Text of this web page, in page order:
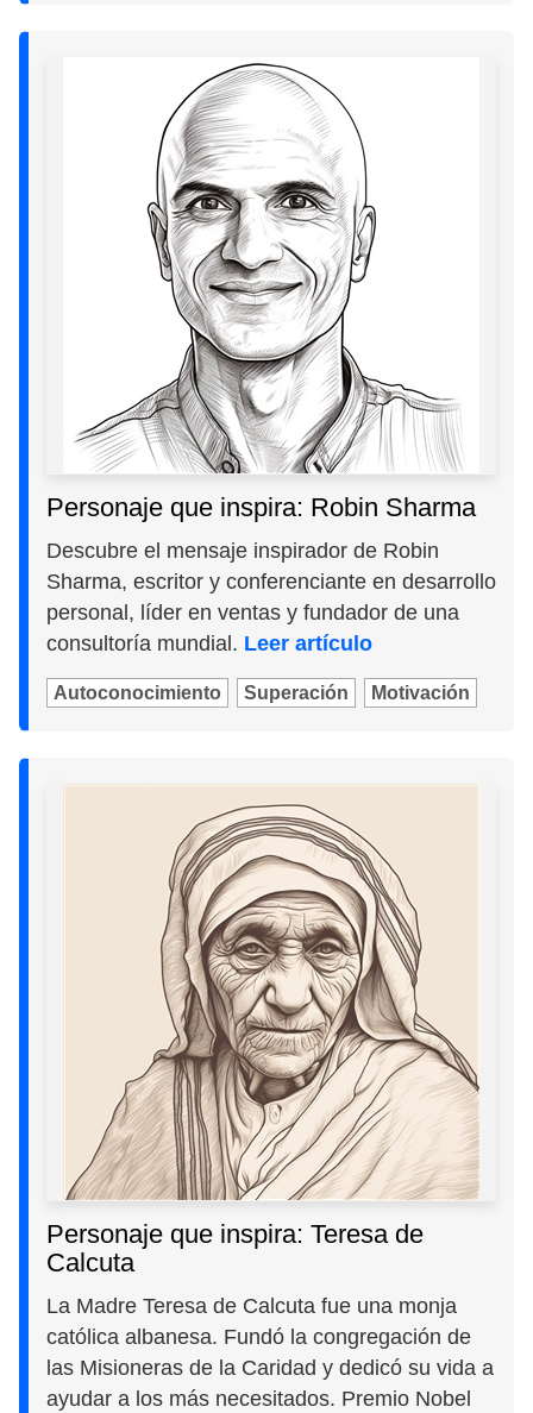
Personaje que inspira: Robin Sharma
Descubre el mensaje inspirador de Robin
Sharma, escritor y conferenciante en desarrollo
personal, líder en ventas y fundador de una
consultoría mundial. Leer artículo
Autoconocimiento Superación Motivación
Personaje que inspira: Teresa de
Calcuta
La Madre Teresa de Calcuta fue una monja
católica albanesa. Fundó la congregación de
las Misioneras de la Caridad y dedicó su vida a
ayudar a los más necesitados. Premio Nobel